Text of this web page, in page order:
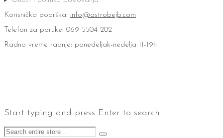
Korisnička podrška: info@astrobejb.com
Telefon za poruke: 069 5504 202
Radno vreme radnje: ponedeljak-nedelja 11-19h
Start typing and press Enter to search